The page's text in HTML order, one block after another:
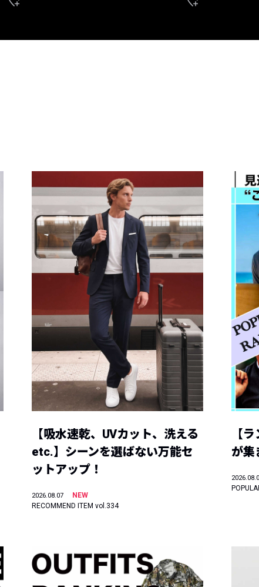
【吸水速乾、UVカット、洗える
etc.】シーンを選ばない万能セ
ットアップ！
2026.08.07
NEW
RECOMMEND ITEM vol.334
【
が集